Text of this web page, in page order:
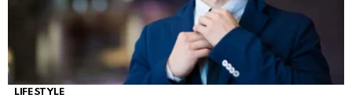
LIFESTYLE